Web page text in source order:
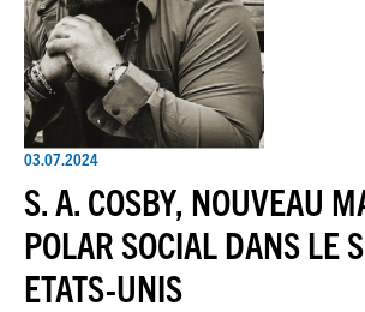
03.07.2024
S. A. COSBY, NOUVEAU
POLAR SOCIAL DANS LE
ETATS-UNIS